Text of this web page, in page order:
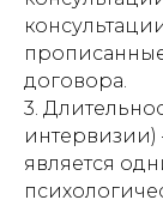
договора.
3.
интервизии)
является